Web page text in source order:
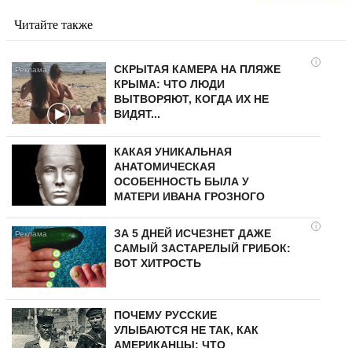
Читайте также
i
СКРЫТАЯ КАМЕРА НА ПЛЯЖЕ
КРЫМА: ЧТО ЛЮДИ
ВЫТВОРЯЮТ, КОГДА ИХ НЕ
ВИДЯТ...
КАКАЯ УНИКАЛЬНАЯ
АНАТОМИЧЕСКАЯ
ОСОБЕННОСТЬ БЫЛА У
МАТЕРИ ИВАНА ГРОЗНОГО
i
ЗА 5 ДНЕЙ ИСЧЕЗНЕТ ДАЖЕ
САМЫЙ ЗАСТАРЕЛЫЙ ГРИБОК:
ВОТ ХИТРОСТЬ
ПОЧЕМУ РУССКИЕ
УЛЫБАЮТСЯ НЕ ТАК, КАК
АМЕРИКАНЦЫ: ЧТО